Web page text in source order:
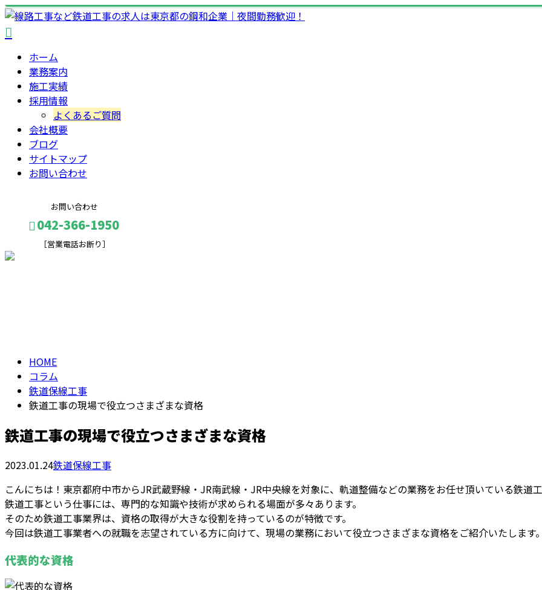
ホーム
業務案内
施工実績
採用情報
よくあるご質問
会社概要
ブログ
サイトマップ
お問い合わせ
お問い合わせ
042-366-1950
［営業電話お断り］
HOME
コラム
鉄道保線工事
鉄道工事の現場で役立つさまざまな資格
鉄道工事の現場で役立つさまざまな資格
2023.01.24鉄道保線工事
こんにちは！東京都府中市からJR武蔵野線・JR南武線・JR中央線を対象に、軌道整備などの業務をお任せ頂いている鉄道
鉄道工事という仕事には、専門的な知識や技術が求められる場面が多々あります。
そのため鉄道工事業界は、資格の取得が大きな役割を持っているのが特徴です。
今回は鉄道工事業者への就職を志望されている方に向けて、現場の業務において役立つさまざまな資格をご紹介いたします
代表的な資格